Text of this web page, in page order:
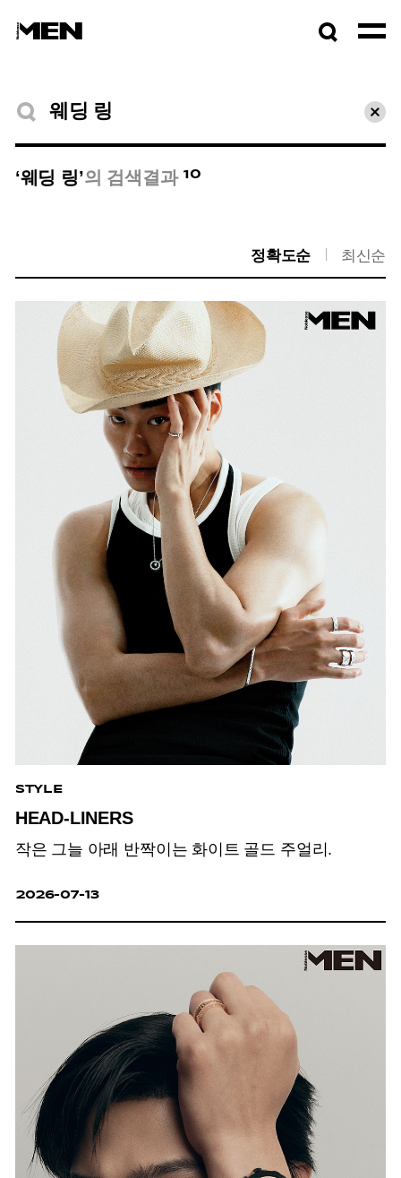
검색결과
초기
‘웨딩 링’의 검색결과 10
정확도순 최신순
STYLE
HEAD-LINERS
작은 그늘 아래 반짝이는 화이트 골드 주얼리.
2026-07-13